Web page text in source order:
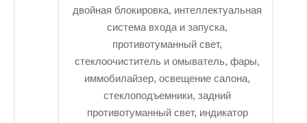
двойная блокировка, интеллектуальная
система входа и запуска,
противотуманный свет,
стеклоочиститель и омыватель, фары,
иммобилайзер, освещение салона,
стеклоподъемники, задний
противотуманный свет, индикатор